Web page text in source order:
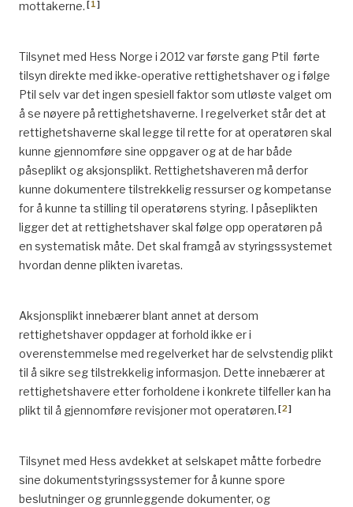
mottakerne. [1]
Tilsynet med Hess Norge i 2012 var første gang Ptil førte
tilsyn direkte med ikke-operative rettighetshaver og i følge
Ptil selv var det ingen spesiell faktor som utløste valget om
å se nøyere på rettighetshaverne. I regelverket står det at
rettighetshaverne skal legge til rette for at operatøren skal
kunne gjennomføre sine oppgaver og at de har både
påseplikt og aksjonsplikt. Rettighetshaveren må derfor
kunne dokumentere tilstrekkelig ressurser og kompetanse
for å kunne ta stilling til operatørens styring. I påseplikten
ligger det at rettighetshaver skal følge opp operatøren på
en systematisk måte. Det skal framgå av styringssystemet
hvordan denne plikten ivaretas.
Aksjonsplikt innebærer blant annet at dersom
rettighetshaver oppdager at forhold ikke er i
overenstemmelse med regelverket har de selvstendig plikt
til å sikre seg tilstrekkelig informasjon. Dette innebærer at
rettighetshavere etter forholdene i konkrete tilfeller kan ha
plikt til å gjennomføre revisjoner mot operatøren. [2]
Tilsynet med Hess avdekket at selskapet måtte forbedre
sine dokumentstyringssystemer for å kunne spore
beslutninger og grunnleggende dokumenter, og